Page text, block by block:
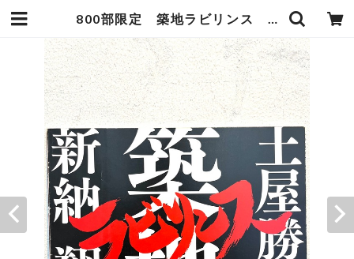
800部限定 築地ラビリンス 土屋勝義 新納翔 | zbooks